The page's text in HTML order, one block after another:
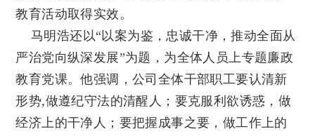
教育活动取得实效。
马明浩还以“以案为鉴，忠诚干净，推动全面从
严治党向纵深发展”为题，为全体人员上专题廉政
教育党课。他强调，公司全体干部职工要认清新
形势,做遵纪守法的清醒人；要克服利欲诱惑，做
经济上的干净人；要把握成事之要，做工作上的